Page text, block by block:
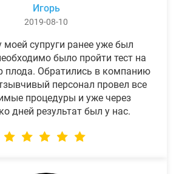
Игорь
2019-08-10
моей супруги ранее уже был
было пройти тест на
плода. Обратились в компанию
персонал провел все
процедуры и уже через
дней результат был у нас.